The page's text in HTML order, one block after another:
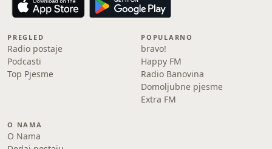
PREGLED
Radio postaje
Podcasti
Top Pjesme
POPULARNO
bravo!
Happy FM
Radio Banovina
Domoljubne pjesme
Extra FM
O NAMA
O Nama